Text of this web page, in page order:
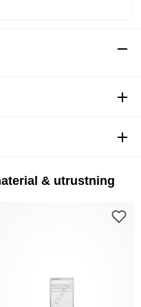
& utrustning